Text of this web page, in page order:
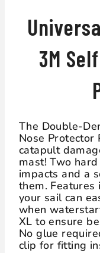
3M
The Double-
Nose Protector
catapult
mast! Two
impacts and a
them. Features
your sail can
when
XL to ensure
No glue
clip for fitting